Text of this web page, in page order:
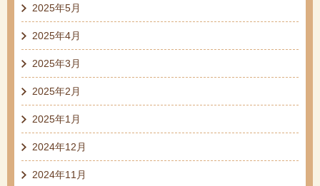
2025年5月
2025年4月
2025年3月
2025年2月
2025年1月
2024年12月
2024年11月